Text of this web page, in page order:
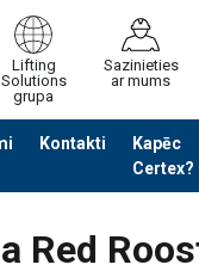
Lifting
Solutions
grupa
Sazinieties
ar mums
Kontakti
Kapēc
Certex?
Noformēt
Red